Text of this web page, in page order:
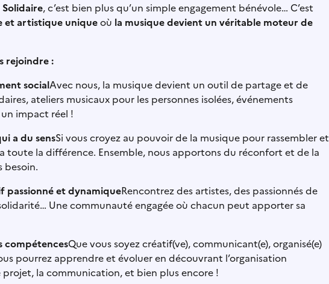
, c’est bien plus qu’un simple engagement bénévole… C’est
et artistique uniqueoù la musique devient un véritable moteur de
rejoindre :
socialAvec nous, la musique devient un outil de partage et de
ateliers musicaux pour les personnes isolées, événements
impact réel !
a du sensSi vous croyez au pouvoir de la musique pour rassembler et
toute la différence. Ensemble, nous apportons du réconfort et de la
besoin.
passionné et dynamiqueRencontrez des artistes, des passionnés de
Une communauté engagée où chacun peut apporter sa
compétencesQue vous soyez créatif(ve), communicant(e), organisé(e)
pourrez apprendre et évoluer en découvrant l’organisation
projet, la communication, et bien plus encore !